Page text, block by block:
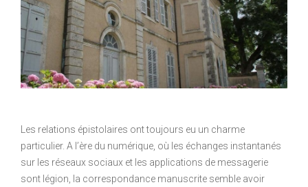
Les relations épistolaires ont toujours eu un charme
particulier. A l’ère du numérique, où les échanges instantanés
sur les réseaux sociaux et les applications de messagerie
sont légion, la correspondance manuscrite semble avoir